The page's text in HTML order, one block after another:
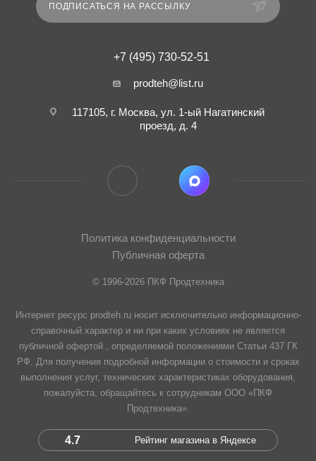
ПОДПИСАТЬСЯ НА РАССЫЛКУ
+7 (495) 730-52-51
prodteh@list.ru
117105, г. Москва, ул. 1-ый Нагатинский
проезд, д. 4
Политика конфиденциальности
Публичная оферта
© 1996-2026 ПКФ Продтехника
Интернет ресурс prodteh.ru носит исключительно информационно-
справочный характер и ни при каких условиях не является
публичной офертой , определяемой положениями Статьи 437 ГК
РФ. Для получения подробной информации о стоимости и сроках
выполнения услуг, технических характеристиках оборудования,
пожалуйста, обращайтесь к сотрудникам ООО «ПКФ
Продтехника».
4.7 Рейтинг магазина в Яндексе